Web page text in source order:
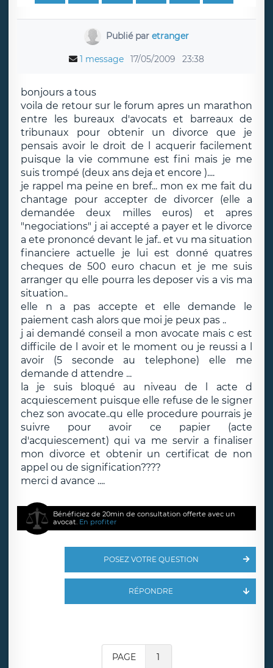
Publié par etranger
1 message 17/05/2009 23:38
bonjours a tous
voila de retour sur le forum apres un marathon
entre les bureaux d'avocats et barreaux de
tribunaux pour obtenir un divorce que je
pensais avoir le droit de l acquerir facilement
puisque la vie commune est fini mais je me
suis trompé (deux ans deja et encore )....
je rappel ma peine en bref... mon ex me fait du
chantage pour accepter de divorcer (elle a
demandée deux milles euros) et apres
"negociations" j ai accepté a payer et le divorce
a ete prononcé devant le jaf.. et vu ma situation
financiere actuelle je lui est donné quatres
cheques de 500 euro chacun et je me suis
arranger qu elle pourra les deposer vis a vis ma
situation..
elle n a pas accepte et elle demande le
paiement cash alors que moi je peux pas ..
j ai demandé conseil a mon avocate mais c est
difficile de l avoir et le moment ou je reussi a l
avoir (5 seconde au telephone) elle me
demande d attendre ...
la je suis bloqué au niveau de l acte d
acquiescement puisque elle refuse de le signer
chez son avocate..qu elle procedure pourrais je
suivre pour avoir ce papier (acte
d'acquiescement) qui va me servir a finaliser
mon divorce et obtenir un certificat de non
appel ou de signification????
merci d avance ....
Bénéficiez de 20min de consultation offerte avec un
avocat. En profiter
POSEZ VOTRE QUESTION
RÉPONDRE
PAGE 1